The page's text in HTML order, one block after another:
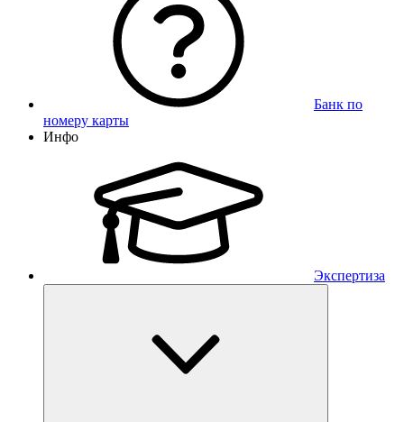
Банк по
номеру карты
Инфо
Экспертиза